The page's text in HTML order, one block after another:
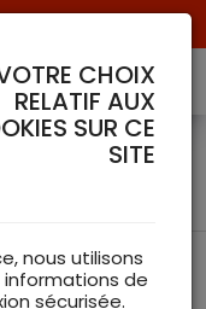
CHOIX
RELATIF AUX
SUR CE
SITE
nous utilisons
informations de
sécurisée.